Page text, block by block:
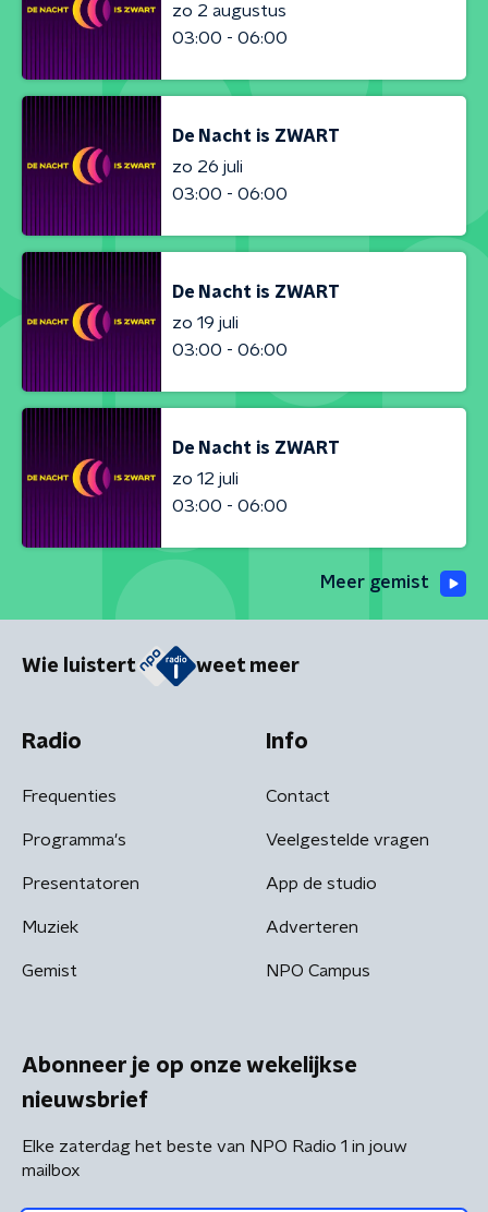
zo 2 augustus
03:00 - 06:00
De Nacht is ZWART
zo 26 juli
03:00 - 06:00
De Nacht is ZWART
zo 19 juli
03:00 - 06:00
De Nacht is ZWART
zo 12 juli
03:00 - 06:00
Meer gemist
Wie luistert weet meer
Radio
Frequenties
Programma's
Presentatoren
Muziek
Gemist
Info
Contact
Veelgestelde vragen
App de studio
Adverteren
NPO Campus
Abonneer je op onze wekelijkse
nieuwsbrief
Elke zaterdag het beste van NPO Radio 1 in jouw
mailbox